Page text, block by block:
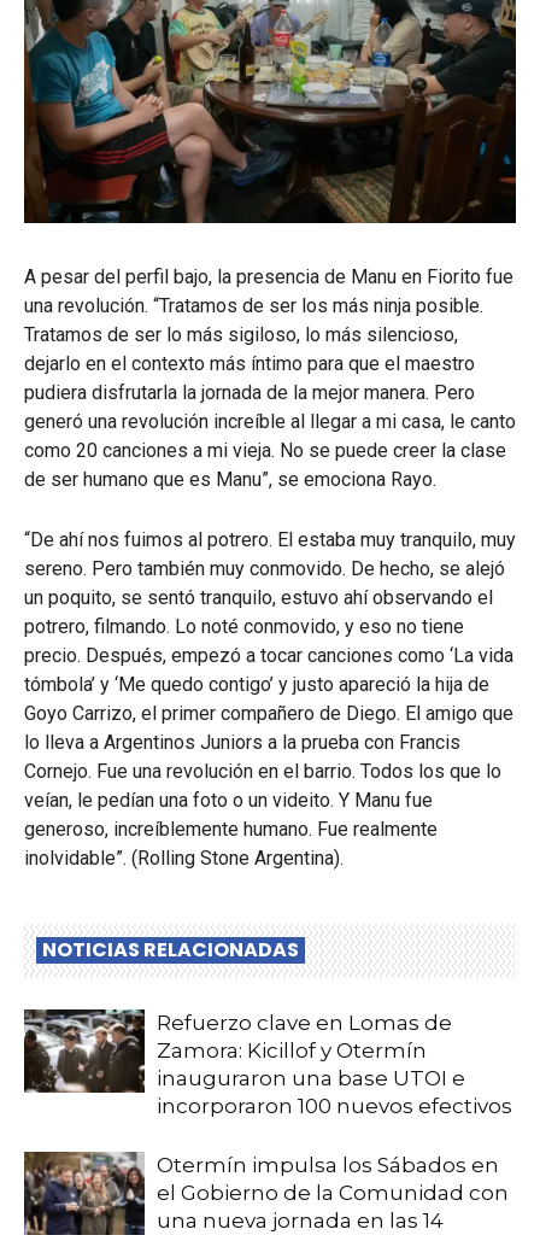
A pesar del perfil bajo, la presencia de Manu en Fiorito fue
una revolución. “Tratamos de ser los más ninja posible.
Tratamos de ser lo más sigiloso, lo más silencioso,
dejarlo en el contexto más íntimo para que el maestro
pudiera disfrutarla la jornada de la mejor manera. Pero
generó una revolución increíble al llegar a mi casa, le canto
como 20 canciones a mi vieja. No se puede creer la clase
de ser humano que es Manu”, se emociona Rayo.
“De ahí nos fuimos al potrero. El estaba muy tranquilo, muy
sereno. Pero también muy conmovido. De hecho, se alejó
un poquito, se sentó tranquilo, estuvo ahí observando el
potrero, filmando. Lo noté conmovido, y eso no tiene
precio. Después, empezó a tocar canciones como ‘La vida
tómbola’ y ‘Me quedo contigo’ y justo apareció la hija de
Goyo Carrizo, el primer compañero de Diego. El amigo que
lo lleva a Argentinos Juniors a la prueba con Francis
Cornejo. Fue una revolución en el barrio. Todos los que lo
veían, le pedían una foto o un videito. Y Manu fue
generoso, increíblemente humano. Fue realmente
inolvidable”. (Rolling Stone Argentina).
NOTICIAS RELACIONADAS
Refuerzo clave en Lomas de
Zamora: Kicillof y Otermín
inauguraron una base UTOI e
incorporaron 100 nuevos efectivos
Otermín impulsa los Sábados en
el Gobierno de la Comunidad con
una nueva jornada en las 14